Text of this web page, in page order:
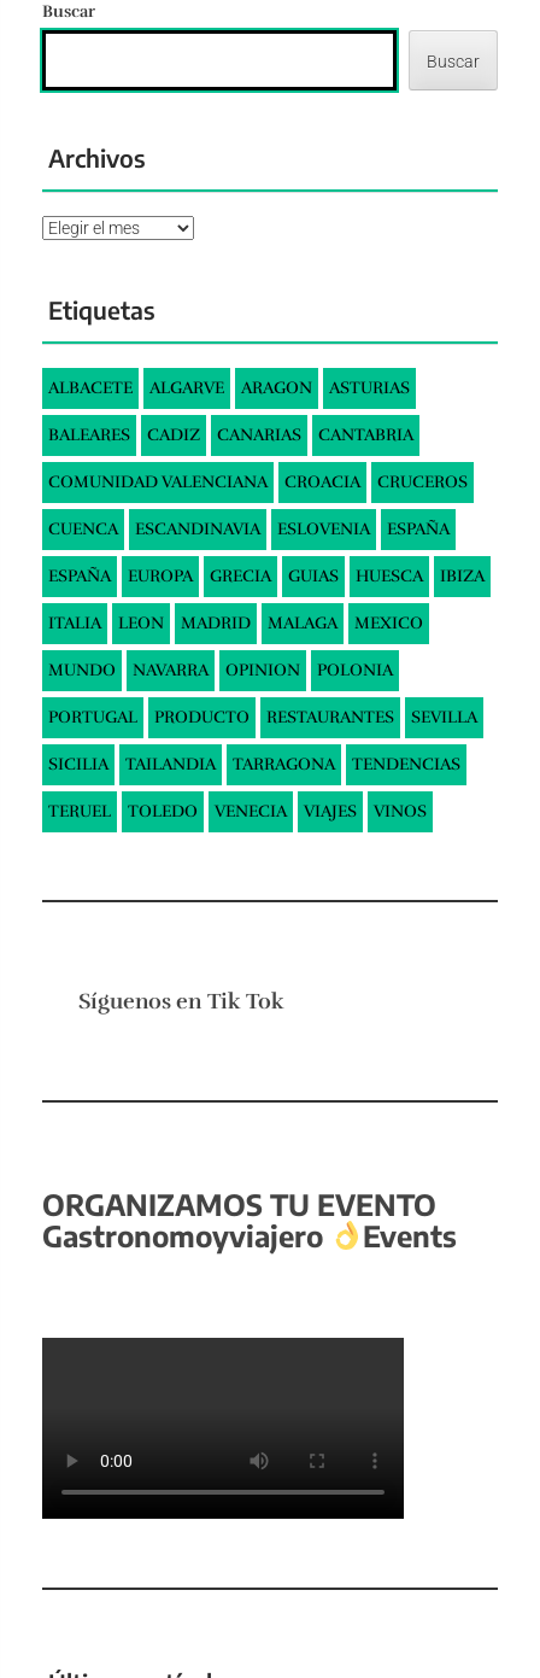
Buscar
Buscar
Archivos
Archivos
Etiquetas
ALBACETE ALGARVE ARAGON ASTURIAS
BALEARES CADIZ CANARIAS CANTABRIA
COMUNIDAD VALENCIANA CROACIA CRUCEROS
CUENCA ESCANDINAVIA ESLOVENIA ESPAÑA
ESPAÑA EUROPA GRECIA GUIAS HUESCA IBIZA
ITALIA LEON MADRID MALAGA MEXICO
MUNDO NAVARRA OPINION POLONIA
PORTUGAL PRODUCTO RESTAURANTES SEVILLA
SICILIA TAILANDIA TARRAGONA TENDENCIAS
TERUEL TOLEDO VENECIA VIAJES VINOS
Síguenos en Tik Tok
ORGANIZAMOS TU EVENTO
Gastronomoyviajero
Events